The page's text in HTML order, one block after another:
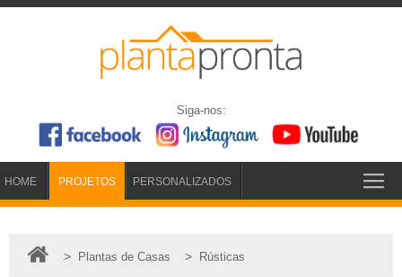
Siga-nos:
HOME PROJETOS PERSONALIZADOS
> Plantas de Casas > Rústicas